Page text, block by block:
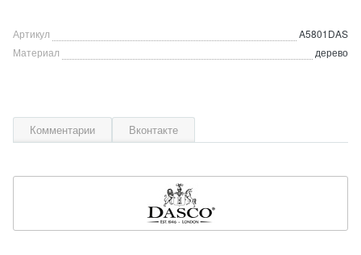
Артикул
A5801DAS
Материал
дерево
Комментарии Вконтакте